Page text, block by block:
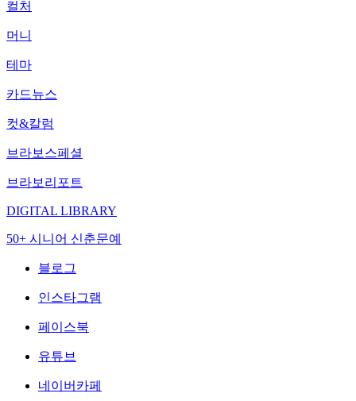
컬처
머니
테마
카드뉴스
컷&칼럼
브라보스페셜
브라보리포트
DIGITAL LIBRARY
50+ 시니어 신춘문예
블로그
인스타그램
페이스북
유튜브
네이버카페